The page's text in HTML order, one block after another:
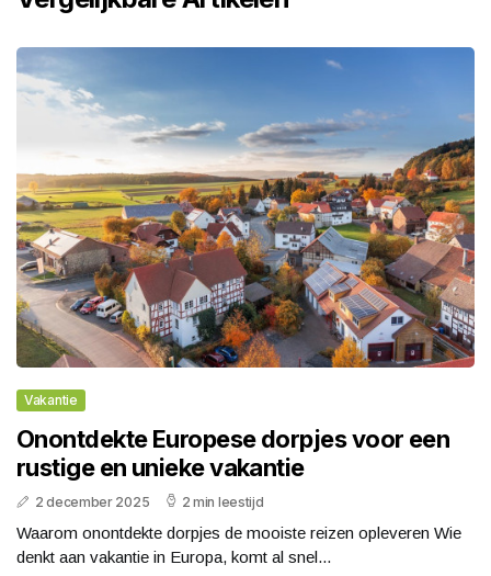
Vakantie
Onontdekte Europese dorpjes voor een
rustige en unieke vakantie
2 december 2025 2 min leestijd
Waarom onontdekte dorpjes de mooiste reizen opleveren Wie
denkt aan vakantie in Europa, komt al snel...